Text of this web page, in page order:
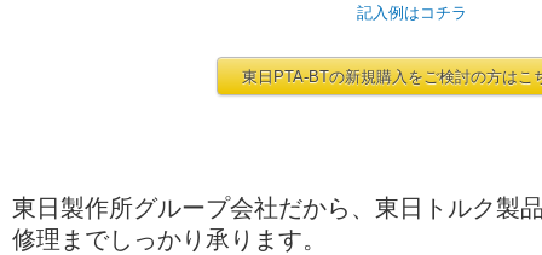
記入例はコチラ
東日PTA-BTの新規購入をご検討の方はこ
東日製作所グループ会社だから、東日トルク製
修理までしっかり承ります。